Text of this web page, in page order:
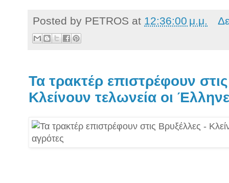
Posted by PETROS at 12:36:00 μ.μ.
Τα τρακτέρ επιστρέφουν
Κλείνουν τελωνεία οι